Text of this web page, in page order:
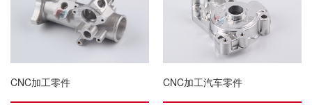
CNC加工零件 CNC加工汽车零件